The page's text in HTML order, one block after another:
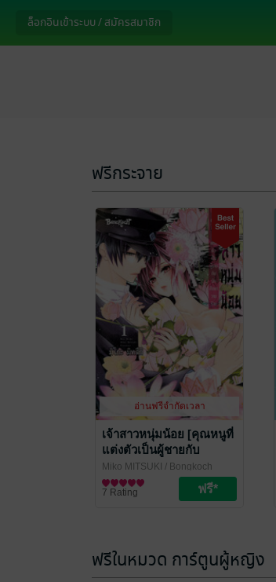
ฟรีกระจาย
อ่านฟรีจำกัดเวลา
เจ้าสาวหนุ่มน้อย [คุณหนูที่
แต่งตัวเป็นผู้ชายกับ
นักศึกษาวายร้าย] 1
Miko MITSUKI / Bongkoch
Publishing
การ์ตูนผู้หญิง
7 Rating
ฟรีในหมวด การ์ตูนผู้หญิง